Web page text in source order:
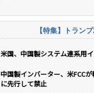
【特集】トラン
米国、中国製システム連系用
中国製インバーター、米FCC
に先行して禁止